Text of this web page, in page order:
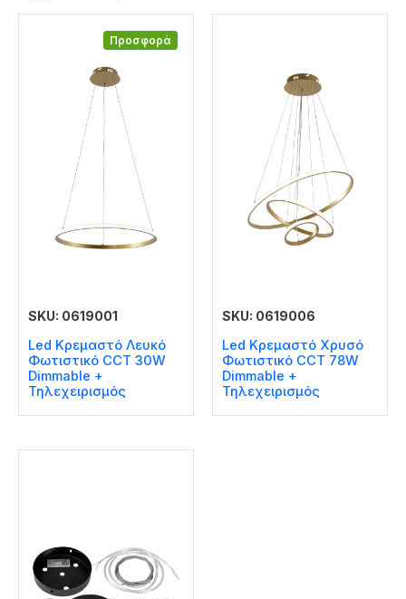
Προσφορά
SKU: 0619001
Led Κρεμαστό Λευκό
Φωτιστικό CCT 30W
Dimmable +
Τηλεχειρισμός
SKU: 0619006
Led Κρεμαστό Χρυσό
Φωτιστικό CCT 78W
Dimmable +
Τηλεχειρισμός